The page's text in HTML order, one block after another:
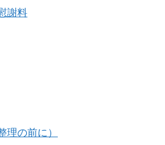
謝料
理の前に）